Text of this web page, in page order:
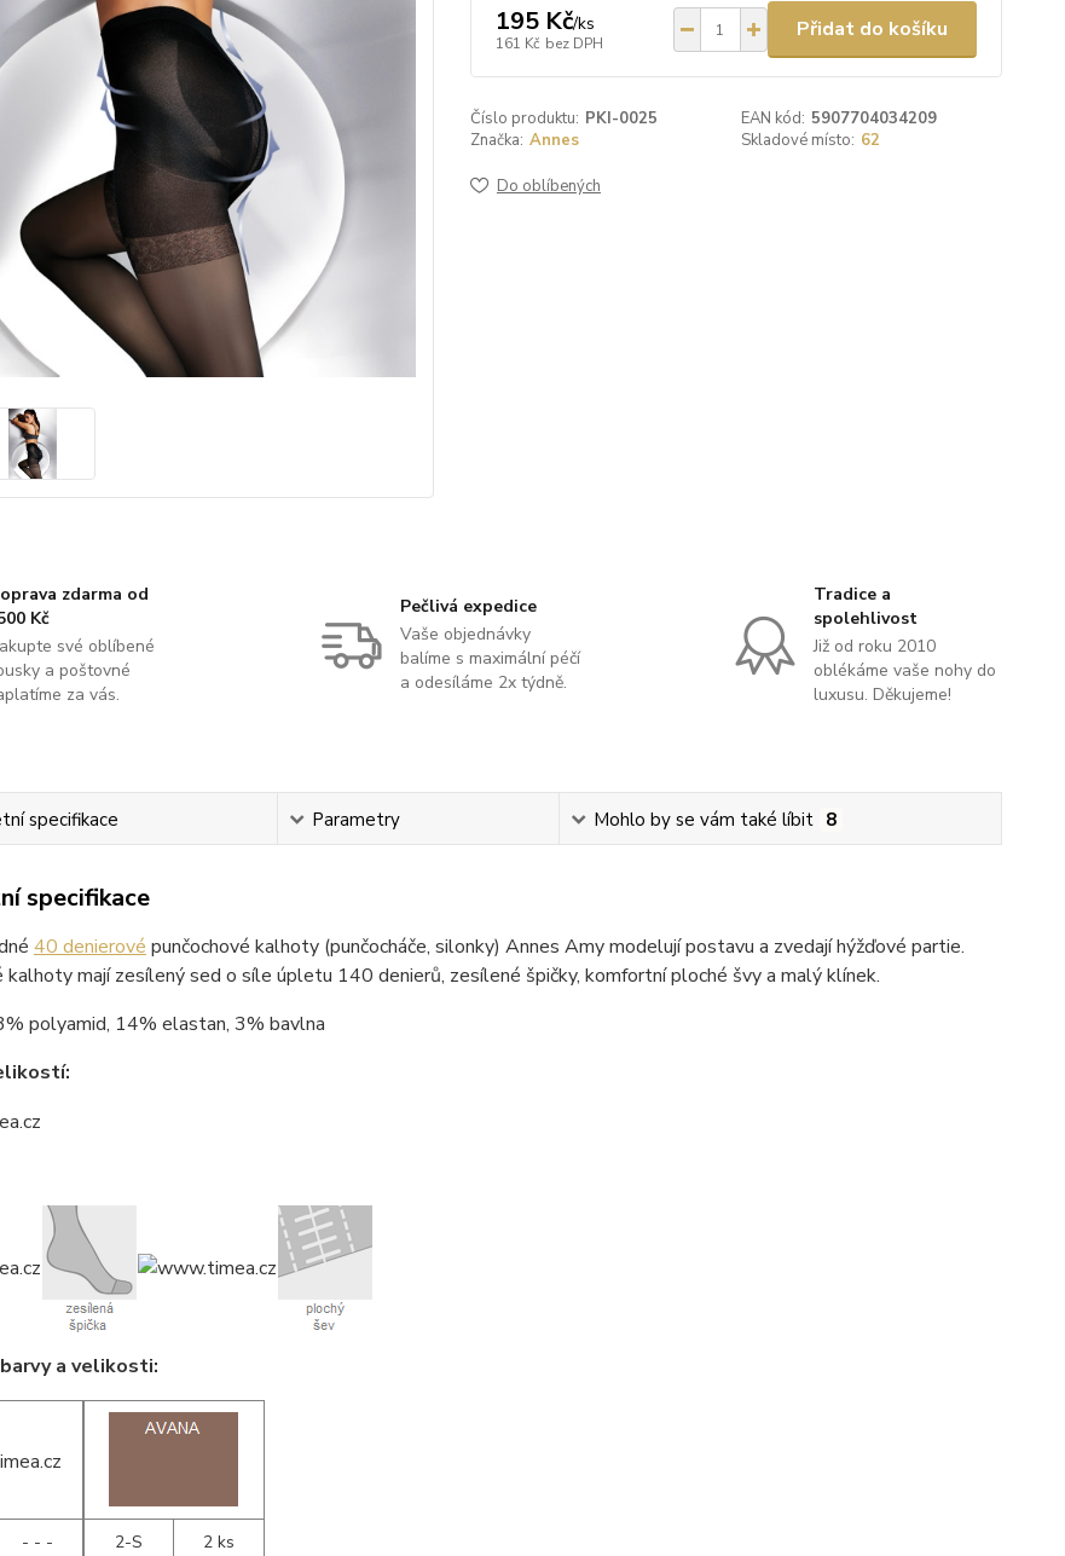
195 Kč/ks
161 Kč bez DPH
Přidat do košíku
Číslo produktu: PKI-0025 EAN kód: 5907704034209
Značka: Annes Skladové místo: 62
Do oblíbených
zdarma od
Kč
své oblíbené
a poštovné
za vás.
Pečlivá expedice
Vaše objednávky
balíme s maximální péčí
a odesíláme 2x týdně.
Tradice a
spolehlivost
Již od roku 2010
oblékáme vaše nohy do
luxusu. Děkujeme!
specifikace Parametry Mohlo by se vám také líbit 8
specifikace
40 denierové punčochové kalhoty (punčocháče, silonky) Annes Amy modelují postavu a zvedají hýžďové partie.
kalhoty mají zesílený sed o síle úpletu 140 denierů, zesílené špičky, komfortní ploché švy a malý klínek.
polyamid, 14% elastan, 3% bavlna
a velikosti:
- - -
2-S
2 ks